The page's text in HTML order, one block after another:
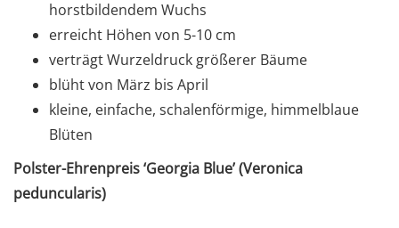
horstbildendem Wuchs
erreicht Höhen von 5-10 cm
verträgt Wurzeldruck größerer Bäume
blüht von März bis April
kleine, einfache, schalenförmige, himmelblaue
Blüten
Polster-Ehrenpreis ‘Georgia Blue’ (Veronica
peduncularis)